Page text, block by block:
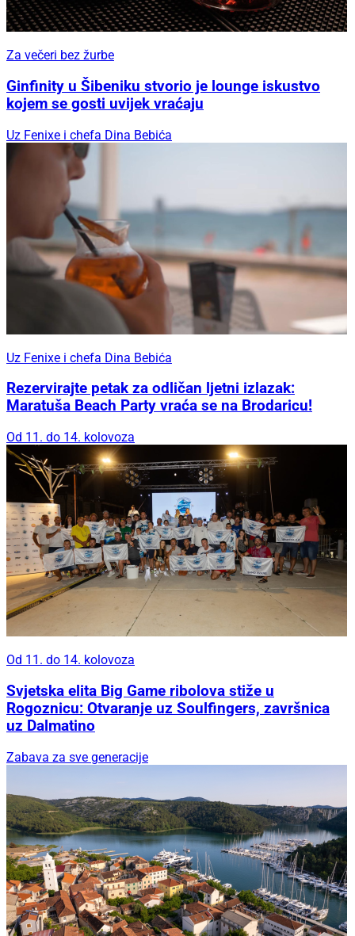
Za večeri bez žurbe
Ginfinity u Šibeniku stvorio je lounge iskustvo
kojem se gosti uvijek vraćaju
Uz Fenixe i chefa Dina Bebića
Uz Fenixe i chefa Dina Bebića
Rezervirajte petak za odličan ljetni izlazak:
Maratuša Beach Party vraća se na Brodaricu!
Od 11. do 14. kolovoza
Od 11. do 14. kolovoza
Svjetska elita Big Game ribolova stiže u
Rogoznicu: Otvaranje uz Soulfingers, završnica
uz Dalmatino
Zabava za sve generacije